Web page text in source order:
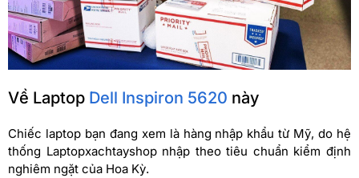
Về Laptop Dell Inspiron 5620 này
Chiếc laptop bạn đang xem là hàng nhập khẩu từ Mỹ, do hệ
thống Laptopxachtayshop nhập theo tiêu chuẩn kiểm định
nghiêm ngặt của Hoa Kỳ.